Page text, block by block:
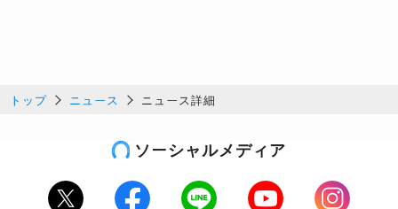
トップ ニュース ニュース詳細
ソーシャルメディア